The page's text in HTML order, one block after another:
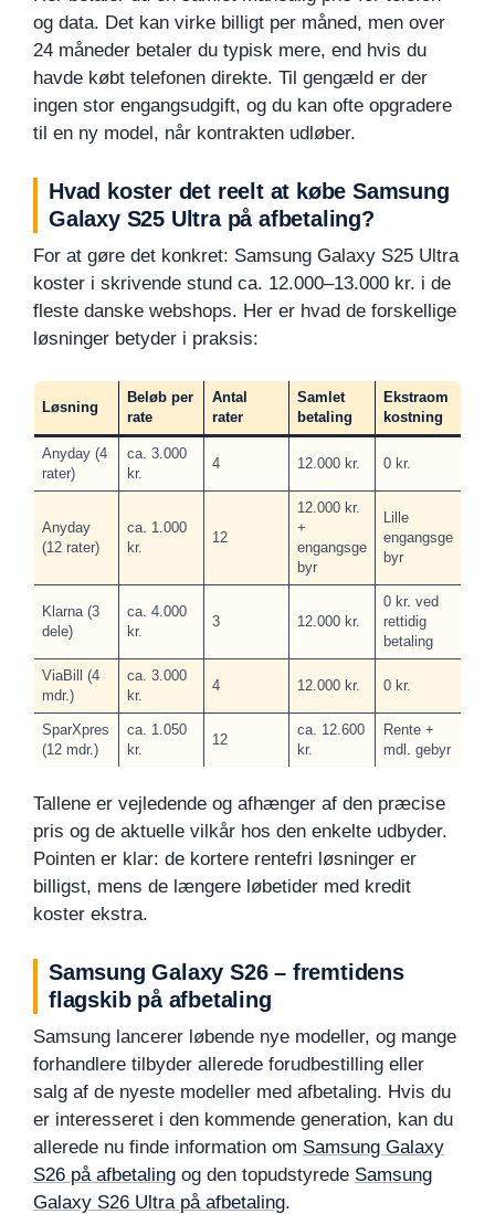
og data. Det kan virke billigt per måned, men over
24 måneder betaler du typisk mere, end hvis du
havde købt telefonen direkte. Til gengæld er der
ingen stor engangsudgift, og du kan ofte opgradere
til en ny model, når kontrakten udløber.
Hvad koster det reelt at købe Samsung
Galaxy S25 Ultra på afbetaling?
For at gøre det konkret: Samsung Galaxy S25 Ultra
koster i skrivende stund ca. 12.000–13.000 kr. i de
fleste danske webshops. Her er hvad de forskellige
løsninger betyder i praksis:
Løsning
Beløb per
rate
Antal
rater
Samlet
betaling
Ekstraom
kostning
Anyday (4
rater)
ca. 3.000
kr.
4 12.000 kr. 0 kr.
Anyday
(12 rater)
ca. 1.000
kr.
12
12.000 kr.
+
engangsge
byr
Lille
engangsge
byr
Klarna (3
dele)
ca. 4.000
kr.
3 12.000 kr.
0 kr. ved
rettidig
betaling
ViaBill (4
mdr.)
ca. 3.000
kr.
4 12.000 kr. 0 kr.
SparXpres
(12 mdr.)
ca. 1.050
kr.
12
ca. 12.600
kr.
Rente +
mdl. gebyr
Tallene er vejledende og afhænger af den præcise
pris og de aktuelle vilkår hos den enkelte udbyder.
Pointen er klar: de kortere rentefri løsninger er
billigst, mens de længere løbetider med kredit
koster ekstra.
Samsung Galaxy S26 – fremtidens
flagskib på afbetaling
Samsung lancerer løbende nye modeller, og mange
forhandlere tilbyder allerede forudbestilling eller
salg af de nyeste modeller med afbetaling. Hvis du
er interesseret i den kommende generation, kan du
allerede nu finde information om Samsung Galaxy
S26 på afbetaling og den topudstyrede Samsung
Galaxy S26 Ultra på afbetaling.